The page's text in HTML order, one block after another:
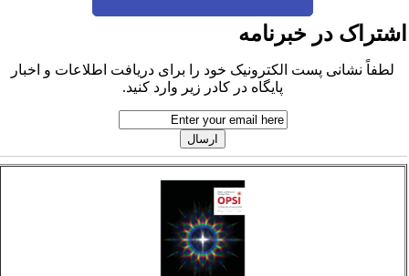
در خبرنامه
لطفاً نشانی پست الکترونیک خود را برای دریافت اطلاعات و اخبار
پایگاه در کادر زیر وارد کنید.